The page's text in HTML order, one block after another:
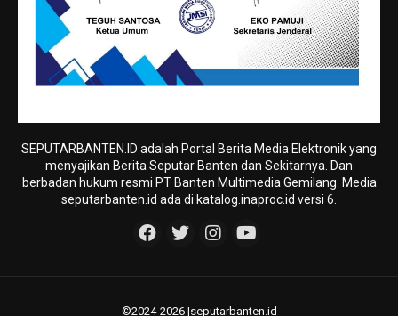
SEPUTARBANTEN.ID adalah Portal Berita Media Elektronik yang
menyajikan Berita Seputar Banten dan Sekitarnya. Dan
berbadan hukum resmi PT Banten Multimedia Gemilang. Media
seputarbanten.id ada di katalog.inaproc.id versi 6.
©2024-2026 |seputarbanten.id